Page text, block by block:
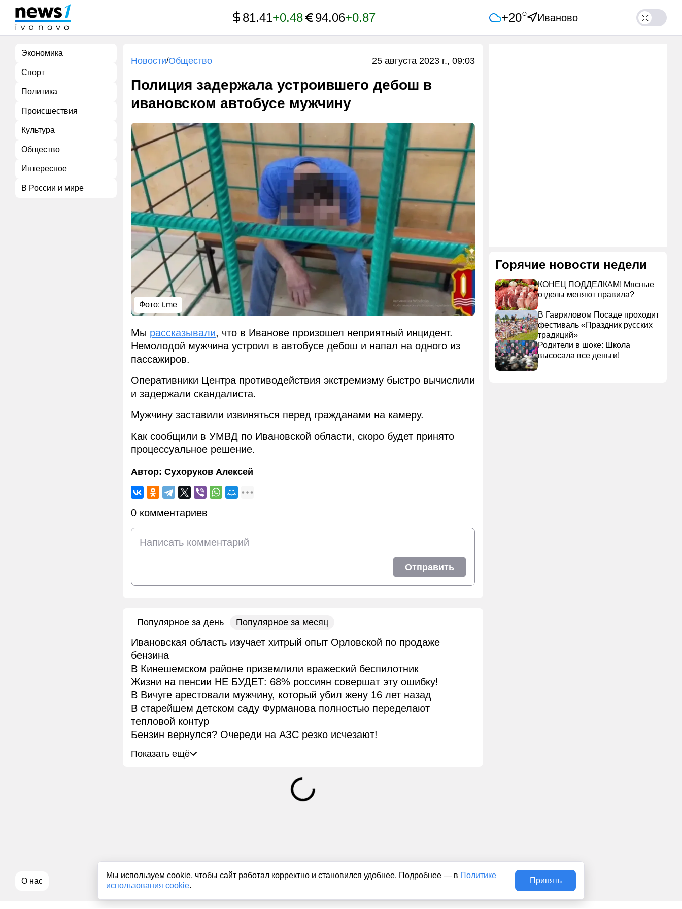
Мы используем cookie, чтобы сайт работал корректно и становился удобнее. Подробнее — в Политике
использования cookie.
Принять
81.41+0.48 94.06+0.87 +20○ Иваново
Экономика
Спорт
Политика
Происшествия
Культура
Общество
Интересное
В России и мире
О нас
Новости/Общество 25 августа 2023 г., 09:03
Полиция задержала устроившего дебош в
ивановском автобусе мужчину
Фото: t.me
Мы рассказывали, что в Иванове произошел неприятный инцидент.
Немолодой мужчина устроил в автобусе дебош и напал на одного из
пассажиров.
Оперативники Центра противодействия экстремизму быстро вычислили
и задержали скандалиста.
Мужчину заставили извиняться перед гражданами на камеру.
Как сообщили в УМВД по Ивановской области, скоро будет принято
процессуальное решение.
Автор: Сухоруков Алексей
0 комментариев
Отправить
Популярное за день Популярное за месяц
Ивановская область изучает хитрый опыт Орловской по продаже
бензина
В Кинешемском районе приземлили вражеский беспилотник
Жизни на пенсии НЕ БУДЕТ: 68% россиян совершат эту ошибку!
В Вичуге арестовали мужчину, который убил жену 16 лет назад
В старейшем детском саду Фурманова полностью переделают
тепловой контур
Бензин вернулся? Очереди на АЗС резко исчезают!
Показать ещё
Горячие новости недели
КОНЕЦ ПОДДЕЛКАМ! Мясные
отделы меняют правила?
В Гавриловом Посаде проходит
фестиваль «Праздник русских
традиций»
Родители в шоке: Школа
высосала все деньги!